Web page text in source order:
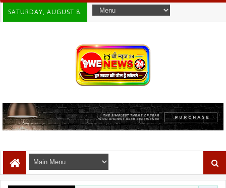
SATURDAY, AUGUST 8.